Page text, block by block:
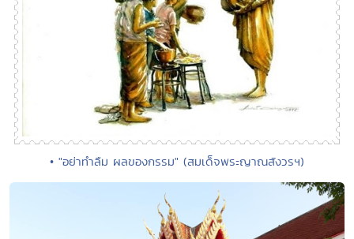
• "อย่าทำลืม ผลของกรรม" (สมเด็จพระญาณสังวรฯ)